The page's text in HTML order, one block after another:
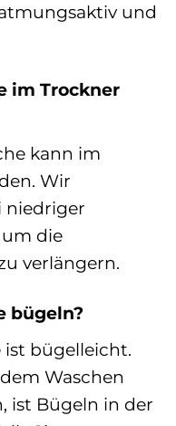
und
im Trockner
kann im
Wir
niedriger
die
verlängern.
bügeln?
ist bügelleicht.
Waschen
ist Bügeln in der